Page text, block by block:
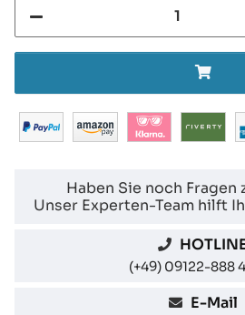
Haben Sie noch Fragen
Unser Experten-Team hilft
(+49) 09122-888
E-Mail